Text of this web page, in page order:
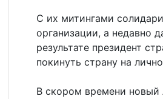
С их митингами
организации, а недавно
результате президент
покинуть страну на
В скором времени новый